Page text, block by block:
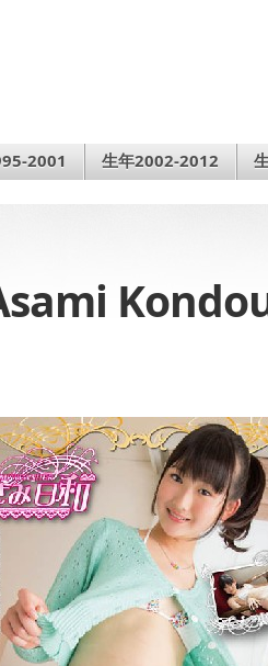
2001 生年2002-2012